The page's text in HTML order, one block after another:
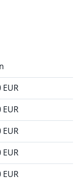
EUR
EUR
EUR
EUR
EUR